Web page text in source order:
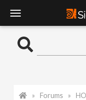
o
Forums